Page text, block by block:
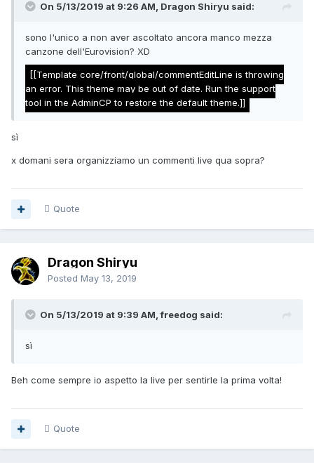
On 5/13/2019 at 9:26 AM, Dragon Shiryu said:
sono l'unico a non aver ascoltato ancora manco mezza
canzone dell'Eurovision? XD
[[Template core/front/global/commentEditLine is throwing
an error. This theme may be out of date. Run the support
tool in the AdminCP to restore the default theme.]]
sì
x domani sera organizziamo un commenti live qua sopra?
Quote
Dragon Shiryu
Posted May 13, 2019
On 5/13/2019 at 9:39 AM, freedog said:
sì
Beh come sempre io aspetto la live per sentirle la prima volta!
Quote